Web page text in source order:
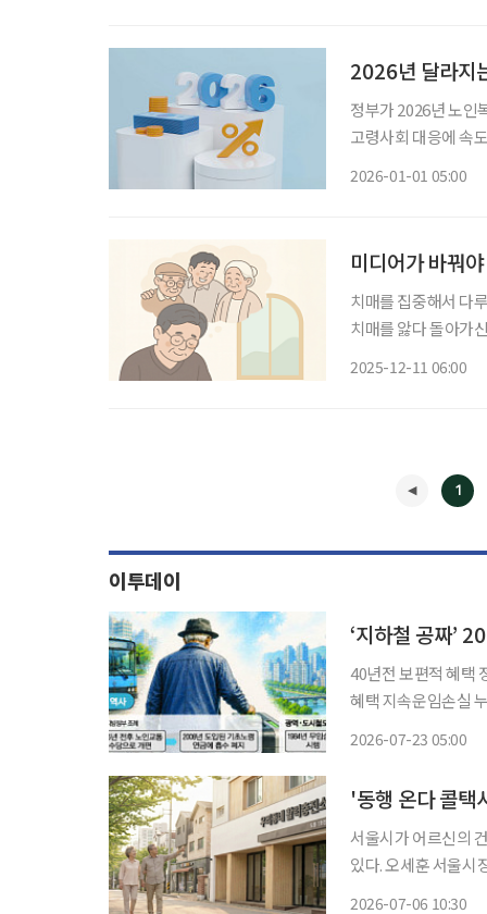
2026년 달라지
정부가 2026년 노인
고령사회 대응에 속
2026-01-01 05:00
미디어가 바꿔
치매를 집중해서 다루는 언론
치매를 앓다 돌아가
2025-12-11 06:00
1
이투데이
40년전 보편적 혜택
혜택 지속운임손실 누적
2026-07-23 05:00
'동행 온다 콜
서울시가 어르신의
있다. 오세훈 서울시
2026-07-06 10:30